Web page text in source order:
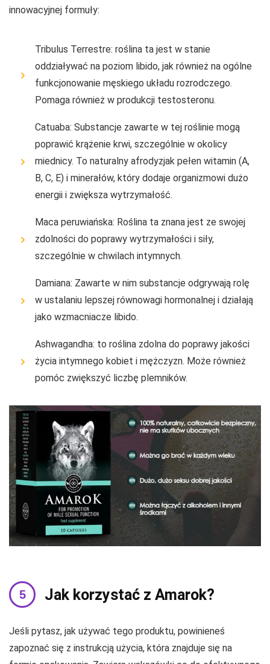
innowacyjnej formuły:
Tribulus Terrestre: roślina ta jest w stanie
oddziaływać na poziom libido, jak również na ogólne
funkcjonowanie męskiego układu rozrodczego.
Pomaga również w produkcji testosteronu.
Catuaba: Substancje zawarte w tej roślinie mogą
poprawić krążenie krwi, szczególnie w okolicy
miednicy. To naturalny afrodyzjak pełen witamin (A,
B, C, E) i minerałów, który dodaje organizmowi dużo
energii i zwiększa wytrzymałość.
Maca peruwiańska: Roślina ta znana jest ze swojej
zdolności do poprawy wytrzymałości i siły,
szczególnie w chwilach intymnych.
Damiana: Zawarte w nim substancje odgrywają rolę
w ustalaniu lepszej równowagi hormonalnej i działają
jako wzmacniacze libido.
Ashwagandha: to roślina zdolna do poprawy jakości
życia intymnego kobiet i mężczyzn. Może również
pomóc zwiększyć liczbę plemników.
Jak korzystać z Amarok?
Jeśli pytasz, jak używać tego produktu, powinieneś
zapoznać się z instrukcją użycia, która znajduje się na